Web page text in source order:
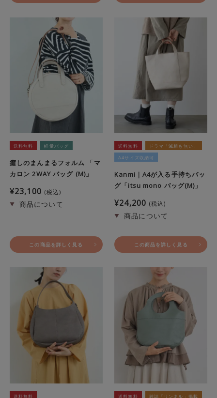
送料無料 軽量バッグ
癒しのまんまるフォルム 「マ
カロン 2WAY バッグ (M)」
¥23,100 税込
この商品を詳しく見る
送料無料
ドラマ「滅相も無い」
A4サイズ収納可
Kanmi｜A4が入る手持ちバッ
グ「itsu mono バッグ(M)」
¥24,200 税込
この商品を詳しく見る
送料無料 送料無料 雑誌「リンネル」掲載